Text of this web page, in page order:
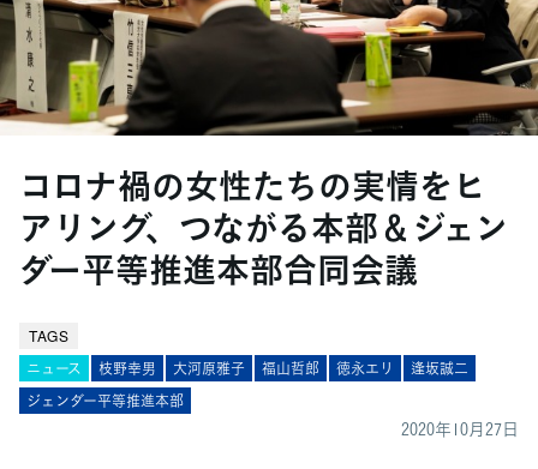
コロナ禍の女性たちの実情をヒ
アリング、つながる本部＆ジェン
ダー平等推進本部合同会議
TAGS
ニュース 枝野幸男 大河原雅子 福山哲郎 徳永エリ
逢坂誠二
ジェンダー平等推進本部
2020年10月27日